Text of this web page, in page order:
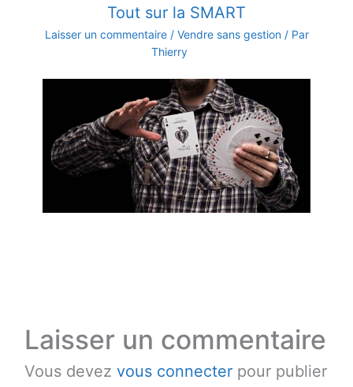
Tout sur la SMART
Laisser un commentaire / Vendre sans gestion/ Par
Thierry
Laisser un commentaire
Vous devez vous connecterpour publier